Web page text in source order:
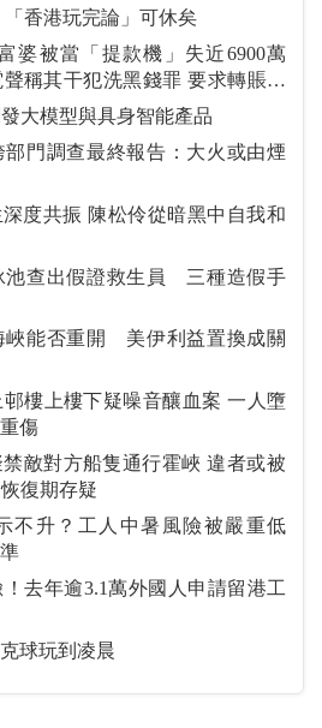
外籍專才踴躍回流 「香港玩完論」可休矣
干犯洗黑錢罪 要求轉賬到
」
發大模型與具身智能產品
門調查最終報告：大火或由煙
從暗黑中自我和
池查出假證救生員 三種造假手
峽能否重開 美伊利益置換成關
邨樓上樓下疑噪音釀血案 一人墮
傷
對方船隻通行霍峽 違者或被
航運恢復期存疑
不升？工人中暑風險被嚴重低
去年逾3.1萬外國人申請留港工
球玩到凌晨